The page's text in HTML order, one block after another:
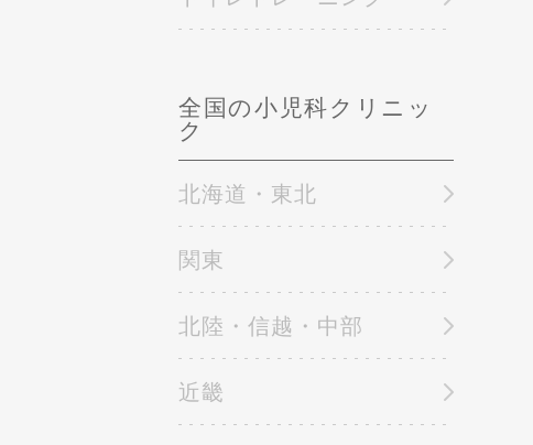
全国の小児科クリニッ
ク
北海道・東北
関東
北陸・信越・中部
近畿